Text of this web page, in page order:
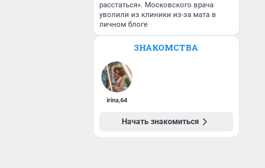
расстаться». Московского врача
уволили из клиники из-за мата в
личном блоге
ЗНАКОМСТВА
irina,64
Начать знакомиться